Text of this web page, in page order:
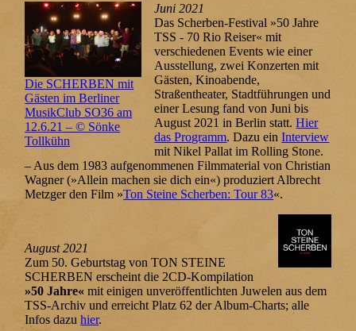
Die SCHERBEN mit
Gästen im Berliner
MusikClub SO36 am
12.6.21 – © Sönke
Tollkühn
Juni 2021
Das Scherben-Festival »50 Jahre
TSS - 70 Rio Reiser« mit
verschiedenen Events wie einer
Ausstellung, zwei Konzerten mit
Gästen, Kinoabende,
Straßentheater, Stadtführungen und
einer Lesung fand von Juni bis
August 2021 in Berlin statt.Hier
das Programm. Dazu einInterview
mit Nikel Pallat im Rolling Stone.
– Aus dem 1983 aufgenommenen Filmmaterial von Christian
Wagner (»Allein machen sie dich ein«) produziert Albrecht
Metzger den Film »Ton Steine Scherben: Tour 83«.
August 2021
Zum 50. Geburtstag von TON STEINE
SCHERBEN erscheint die 2CD-Kompilation
»50 Jahre« mit einigen unveröffentlichten Juwelen aus dem
TSS-Archiv und erreicht Platz 62 der Album-Charts; alle
Infos dazuhier.